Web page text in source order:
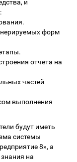
и
:
форм
отчета на
частей
выполнения
будут иметь
системы
8», а
на